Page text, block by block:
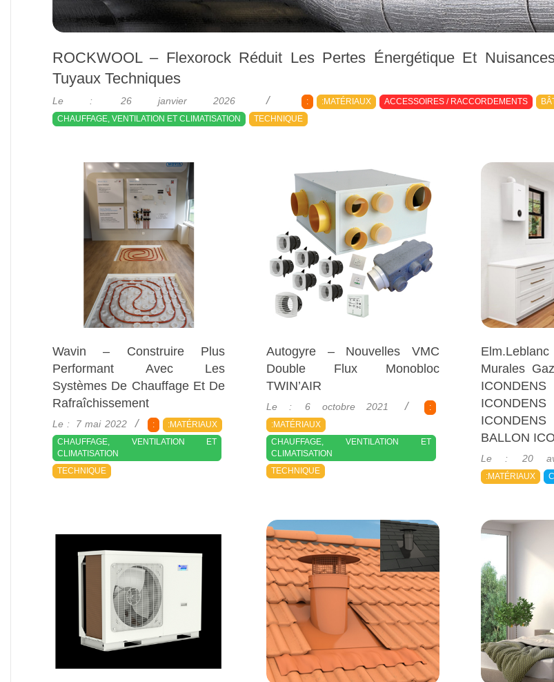
ROCKWOOL – Flexorock Réduit Les Pertes Énergétique Et
Tuyaux Techniques
2026-
01-
26
Le : 26 janvier 2026 : :MATÉRIAUX ACCESSOIRES / RACCORDEMENTS
CHAUFFAGE, VENTILATION ET CLIMATISATION
TECHNIQUE
Wavin – Construire Plus
Performant Avec Les
Systèmes De Chauffage Et De
Rafraîchissement
2022-
05-
07
Le : 7 mai 2022 :
:MATÉRIAUX
CHAUFFAGE, VENTILATION ET
CLIMATISATION
TECHNIQUE
Autogyre – Nouvelles VMC
Double Flux Monobloc
TWIN’AIR
2021-
10-
06
Le : 6 octobre 2021
:
:MATÉRIAUX
CHAUFFAGE, VENTILATION ET
CLIMATISATION
TECHNIQUE
Murales
BALLON
2021-
04-
20
Le : 20
:MATÉRIAUX